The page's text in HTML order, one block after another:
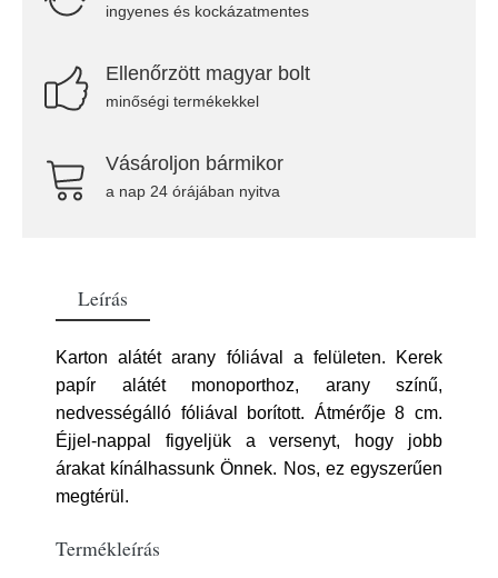
ingyenes és kockázatmentes
Ellenőrzött magyar bolt
minőségi termékekkel
Vásároljon bármikor
a nap 24 órájában nyitva
Leírás
Karton alátét arany fóliával a felületen. Kerek
papír alátét monoporthoz, arany színű,
nedvességálló fóliával borított. Átmérője 8 cm.
Éjjel-nappal figyeljük a versenyt, hogy jobb
árakat kínálhassunk Önnek. Nos, ez egyszerűen
megtérül.
Termékleírás